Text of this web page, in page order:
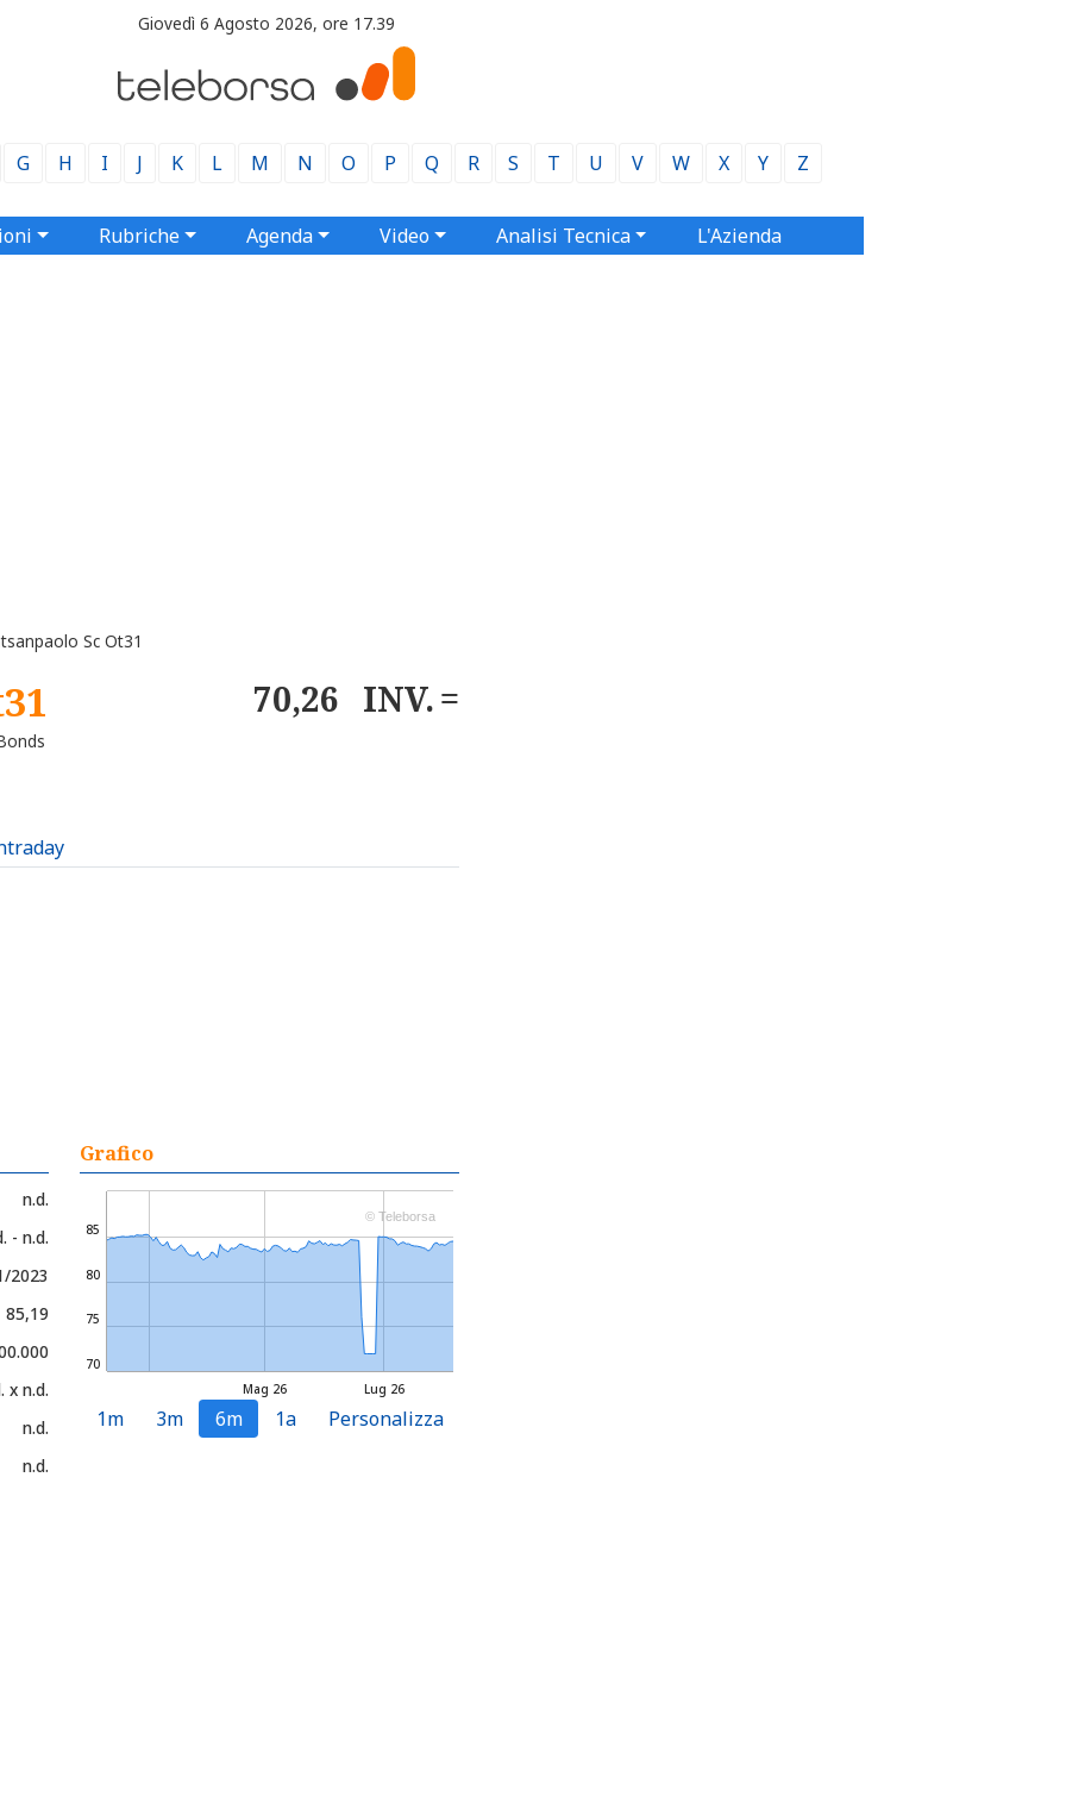
Giovedì 6 Agosto 2026, ore 17.39
G H I J K L M N O P Q R S T U V W X Y Z
Rubriche Agenda Video Analisi Tecnica L'Azienda
Sc Ot31
70,26 INV.
n.d.
- n.d.
2023
85,19
x n.d.
n.d.
n.d.
Grafico
Lug 26
Mag 26
70
75
80
85
© Teleborsa
1m 3m 6m 1a Personalizza